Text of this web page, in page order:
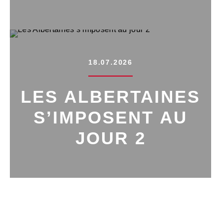
18.07.2026
LES ALBERTAINES
S’IMPOSENT AU
JOUR 2